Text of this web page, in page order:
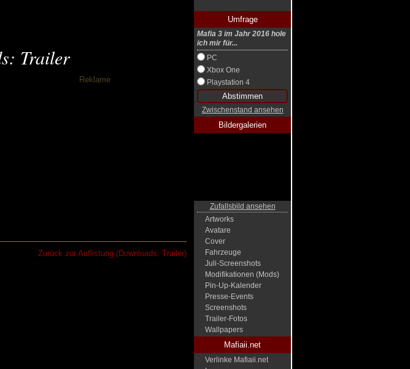
Umfrage
Mafia 3 im Jahr 2016 hole
ich mir für...
PC
Xbox One
Playstation 4
Zwischenstand ansehen
Bildergalerien
Zufallsbild ansehen
Artworks
Avatare
Cover
Fahrzeuge
Juli-Screenshots
Modifikationen (Mods)
Pin-Up-Kalender
Presse-Events
Screenshots
Trailer-Fotos
Wallpapers
Mafiaii.net
Verlinke Mafiaii.net
Trailer
Reklame
Zurück zur Auflistung (Downloads: Trailer)